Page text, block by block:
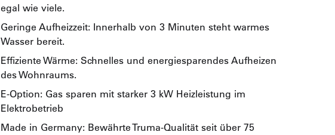
egal wie viele.
Geringe Aufheizzeit: Innerhalb von 3 Minuten steht warmes
Wasser bereit.
Effiziente Wärme: Schnelles und energiesparendes Aufheizen
des Wohnraums.
E-Option: Gas sparen mit starker 3 kW Heizleistung im
Elektrobetrieb
Made in Germany: Bewährte Truma-Qualität seit über 75